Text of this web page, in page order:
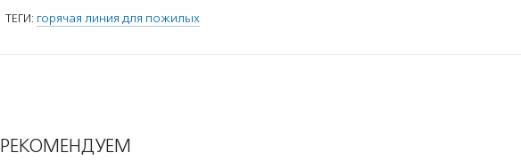
ТЕГИ: горячая линия для пожилых
РЕКОМЕНДУЕМ